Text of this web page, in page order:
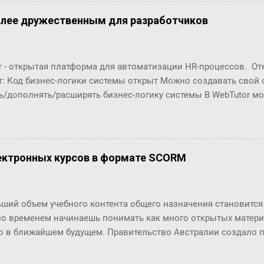
дружественным для разработчиков
- открытая платформа для автоматизации HR-процессов.
Код бизнес-логики системы открыт Можно создавать
дополнять/расширять бизнес-логику системы В WebTutor
обновлять версии и получать техническую
и разрабатывать "с нуля": Шаблоны
Настройки маршрутов согласований (Workflows)
отчёты ... Чтобы эти доработки были возможны, в
удобны разработчикам по двум основным
(шаблоны, процедуры, ...) и их код нужно было в п...
курсов в формате SCORM
объем учебного контента общего назначения
временем начинаешь понимать как много открытых
в ближайшем будущем. Правительство Австралии создало
качество обучения (и финансирует его в объеме 15